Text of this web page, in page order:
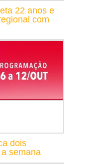
22 anos e
com
dois
semana